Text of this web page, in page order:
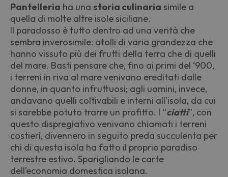
Pantelleria ha una storia culinaria simile a
quella di molte altre isole siciliane.
Il paradosso è tutto dentro ad una verità che
sembra inverosimile: atolli di varia grandezza che
hanno vissuto più dei frutti della terra che di quelli
del mare. Basti pensare che, fino ai primi del ‘900,
i terreni in riva al mare venivano ereditati dalle
donne, in quanto infruttuosi; agli uomini, invece,
andavano quelli coltivabili e interni all’isola, da cui
si sarebbe potuto trarre un profitto. I “ciatti”, con
questo dispregiativo venivano chiamati i terreni
costieri, divennero in seguito preda succulenta per
chi di questa isola ha fatto il proprio paradiso
terrestre estivo. Sparigliando le carte
dell’economia domestica isolana.